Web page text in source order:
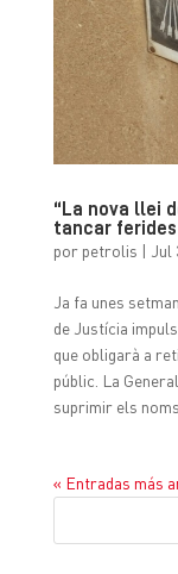
“La nova llei
tancar
por petrolis | Jul
Ja fa unes
de Justícia
que obligarà a
públic. La
suprimir els noms
« Entradas más